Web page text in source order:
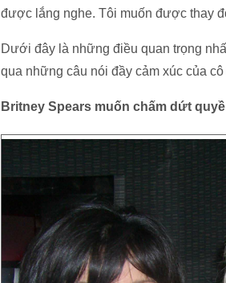
được lắng nghe. Tôi muốn được thay
Dưới đây là những điều quan trọng
qua những câu nói đầy cảm xúc của
Britney Spears muốn chấm dứt